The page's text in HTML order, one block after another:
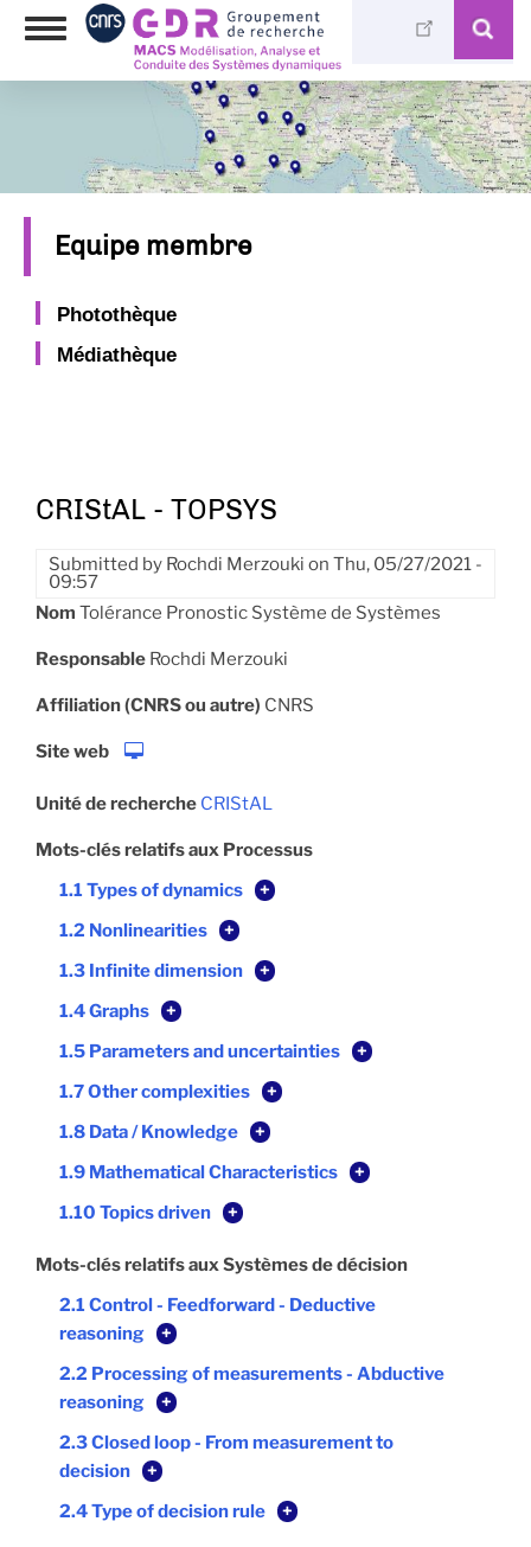
Skip
Toggle
Equipe membre
Photothèque
Médiathèque
CRIStAL - TOPSYS
Submitted by Rochdi Merzouki on Thu, 05/27/2021 -
09:57
Nom Tolérance Pronostic Système de Systèmes
Responsable Rochdi Merzouki
Affiliation (CNRS ou autre) CNRS
Site web
Unité de recherche CRIStAL
Mots-clés relatifs aux Processus
1.1 Types of dynamics
+
1.2 Nonlinearities
+
1.3 Infinite dimension
+
1.4 Graphs
+
1.5 Parameters and uncertainties
+
1.7 Other complexities
+
1.8 Data / Knowledge
+
1.9 Mathematical Characteristics
+
1.10 Topics driven
+
Mots-clés relatifs aux Systèmes de décision
2.1 Control - Feedforward - Deductive
reasoning
+
2.2 Processing of measurements - Abductive
reasoning
+
2.3 Closed loop - From measurement to
decision
+
2.4 Type of decision rule
+